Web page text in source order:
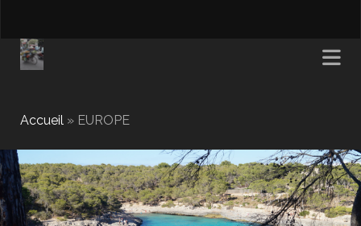
Accueil» EUROPE